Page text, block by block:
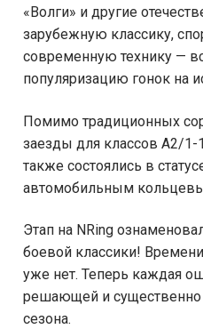
«Волги» и другие
зарубежную классику,
современную технику —
популяризацию гонок на
Помимо традиционных
заезды для классов А2/
также состоялись в
автомобильным
Этап на NRing
боевой классики!
уже нет. Теперь каждая
решающей и существенно
сезона.